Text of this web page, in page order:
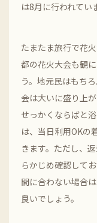
は8月に行われてい
たまたま旅行で花
都の花火大会も観
う。地元民はもち
会は大いに盛り上
せっかくならばと
は、当日利用OKの
きます。ただし、
らかじめ確認して
間に合わない場合
良いでしょう。